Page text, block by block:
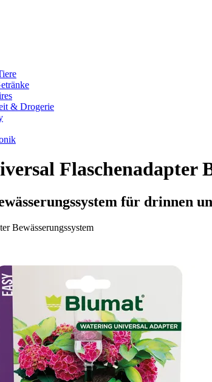
& Drogerie
Flaschenadapter
für drinnen
Bewässerungssystem